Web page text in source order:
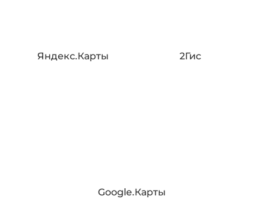
Яндекс.Карты 2Гис
Google.Карты